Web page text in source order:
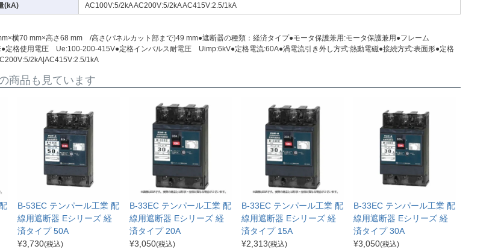
(kA) AC100V:5/2kA AC200V:5/2kA AC415V:2.5/1kA
横70 mm×高さ68 mm /高さ(パネルカット部まで)49 mm●遮断器の種類：経済タイプ●モータ保護兼用:モータ保護兼用●フレーム
定格使用電圧 Ue:100-200-415V●定格インパルス耐電圧 Uimp:6kV●定格電流:60A●渦電流引き外し方式:熱動電磁●接続方式:表面形●定格
2kA|AC415V:2.5/1kA
商品も見ています
B-53EC テンパール工業 配
線用遮断器 Eシリーズ 経
済タイプ 50A
¥3,730(税込)
B-33EC テンパール工業 配
線用遮断器 Eシリーズ 経
済タイプ 20A
¥3,050(税込)
B-33EC テンパール工業 配
線用遮断器 Eシリーズ 経
済タイプ 15A
¥2,313(税込)
B-33EC テンパール工業 配
線用遮断器 Eシリーズ 経
済タイプ 30A
¥3,050(税込)